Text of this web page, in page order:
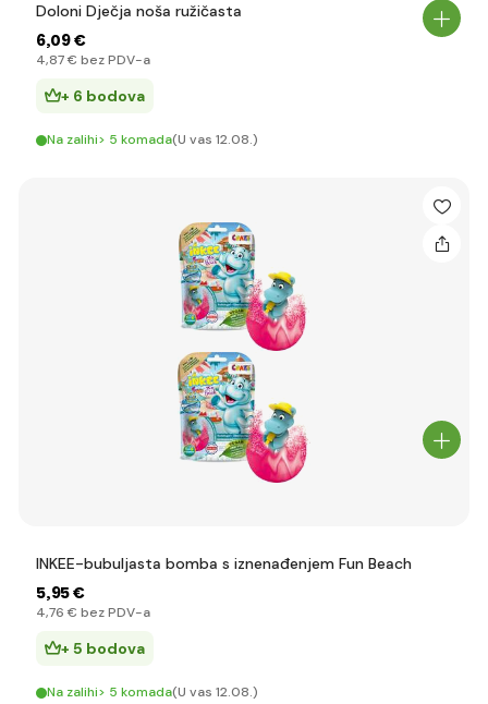
Doloni Dječja noša ružičasta
6,09 €
4,87 € bez PDV-a
+ 6 bodova
Na zalihi> 5 komada(U vas 12.08.)
INKEE-bubuljasta bomba s iznenađenjem Fun Beach
5,95 €
4,76 € bez PDV-a
+ 5 bodova
Na zalihi> 5 komada(U vas 12.08.)